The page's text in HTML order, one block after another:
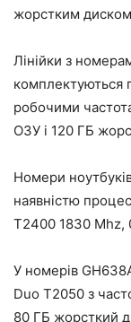
жорстким
Лінійки з
комплектуються
робочими
ОЗУ і 120 ГБ
Номери
наявністю
T2400 1830 Mhz,
У номерів
Duo T2050 з
80 ГБ жорсткий